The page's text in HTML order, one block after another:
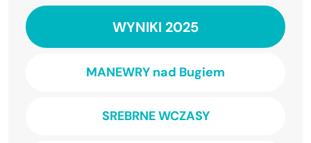
WYNIKI 2025
MANEWRY nad Bugiem
SREBRNE WCZASY